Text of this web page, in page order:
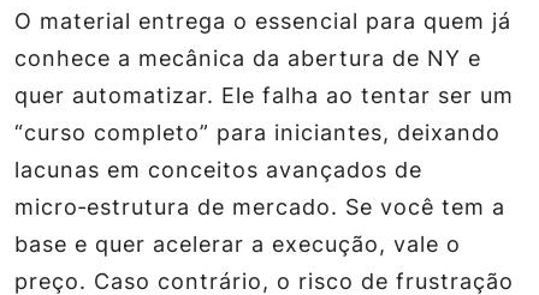
O material entrega o essencial para quem já
conhece a mecânica da abertura de NY e
quer automatizar. Ele falha ao tentar ser um
“curso completo” para iniciantes, deixando
lacunas em conceitos avançados de
micro‑estrutura de mercado. Se você tem a
base e quer acelerar a execução, vale o
preço. Caso contrário, o risco de frustração